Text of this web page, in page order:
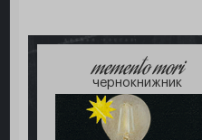
memento mori
чернокнижник